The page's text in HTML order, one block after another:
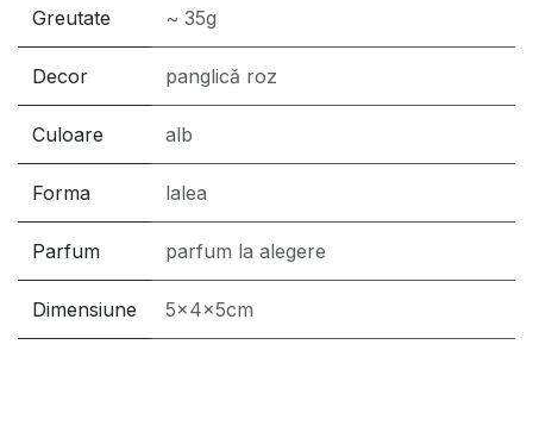
Greutate ~ 35g
Decor panglică roz
Culoare alb
Forma lalea
Parfum parfum la alegere
Dimensiune 5x4x5cm